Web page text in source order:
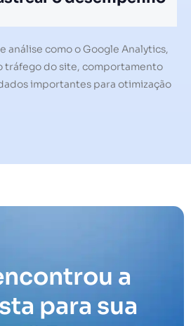
análise como o Google Analytics,
tráfego do site, comportamento
importantes para otimização
a
para sua